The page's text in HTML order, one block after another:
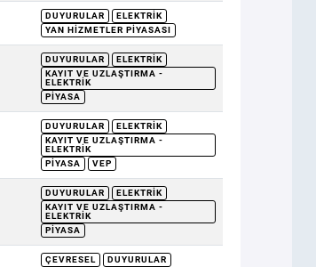
DUYURULAR
ELEKTRIK
YAN HIZMETLER PIYASASI
DUYURULAR
ELEKTRIK
KAYIT VE UZLAŞTIRMA -
ELEKTRIK
PIYASA
DUYURULAR
ELEKTRIK
KAYIT VE UZLAŞTIRMA -
ELEKTRIK
PIYASA
VEP
DUYURULAR
ELEKTRIK
KAYIT VE UZLAŞTIRMA -
ELEKTRIK
PIYASA
ÇEVRESEL
DUYURULAR